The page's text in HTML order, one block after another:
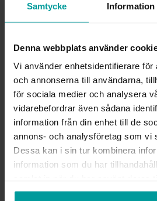
Samtycke Information
Denna webbplats använder
Vi använder enhetsidentifierare för
och annonserna till användarna,
för sociala medier och analysera
vidarebefordrar även sådana
information från din enhet till de
annons- och analysföretag som vi
Dessa kan i sin tur kombinera
information som du har
LÄGG I
INFO
BREDD CA (MM)
15
HÖJD CA (MM)
18,2
VARUMÄRKE
MATERIAL
Liknande